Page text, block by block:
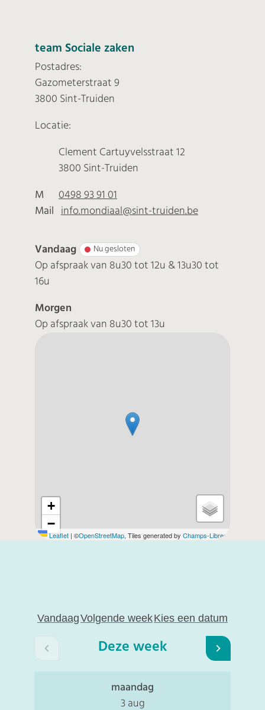
Contact
team Sociale zaken
+
−
Leaflet | ©OpenStreetMap, Tiles generated by Champs-Libres
Postadres:
Gazometerstraat 9
3800 Sint-Truiden
Locatie:
AdresClement Cartuyvelsstraat 12
,3800 Sint-Truiden
M
0498 93 91 01
Mail
info.mondiaal@sint-truiden.be
Vandaag Nu gesloten
Op afspraak van 8u30 tot 12u & 13u30 tot
16u
Morgen
Op afspraak van 8u30 tot 13u
Openingsuren
VandaagVolgende weekKies een datum
Deze week
Bekijk openingsuren van de week hiervoor
Bekijk
maandag
3 aug